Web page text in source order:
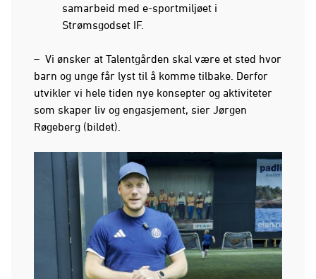
samarbeid med e-sportmiljøet i
Strømsgodset IF.
– Vi ønsker at Talentgården skal være et sted hvor
barn og unge får lyst til å komme tilbake. Derfor
utvikler vi hele tiden nye konsepter og aktiviteter
som skaper liv og engasjement, sier Jørgen
Røgeberg (bildet).